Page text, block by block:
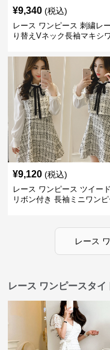
¥9,340 (税込)
レース ワンピース 刺繍レ
り替えVネック長袖マキシ
¥9,120 (税込)
レース ワンピース ツイー
リボン付き 長袖ミニワン
レース
レース ワンピースタ